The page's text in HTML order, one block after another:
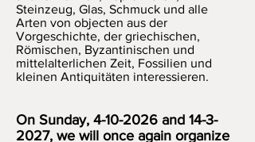
Steinzeug, Glas, Schmuck und alle
Arten von objecten aus der
Vorgeschichte, der griechischen,
Römischen, Byzantinischen und
mittelalterlichen Zeit, Fossilien und
kleinen Antiquitäten interessieren.
On Sunday, 4-10-2026 and 14-3-
2027, we will once again organize